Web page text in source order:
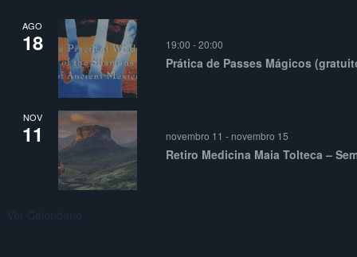
AGO
18 19:00 -20:00
Prática de Passes Mágicos
NOV
11 novembro 11 - novembro 15
Retiro Medicina Maia Tolteca –